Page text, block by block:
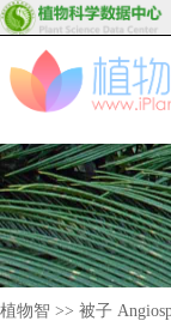
植物智 >> 被子